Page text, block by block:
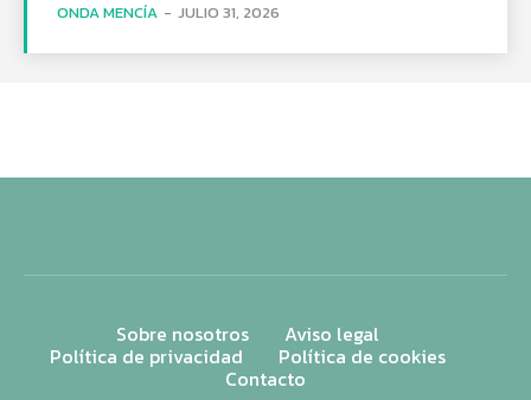
ONDA MENCÍA - JULIO 31, 2026
Sobre nosotros Aviso legal
Política de privacidad Política de cookies
Contacto